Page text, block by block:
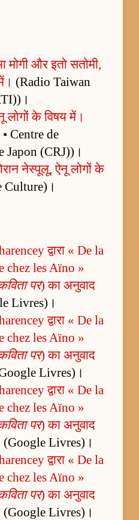
मोगी और इतो सतोमी,
(Radio Taiwan
लोगों के विषय में।
Centre de
Japon (CRJ))।
नेस्पूलू, ऐनू लोगों के
Culture)।
द्वारा « De la
chez les Aïno »
पर) का अनुवाद
Livres)।
द्वारा « De la
chez les Aïno »
पर) का अनुवाद
Livres)।
द्वारा « De la
chez les Aïno »
पर) का अनुवाद
(Google Livres)।
द्वारा « De la
chez les Aïno »
पर) का अनुवाद
(Google Livres)।